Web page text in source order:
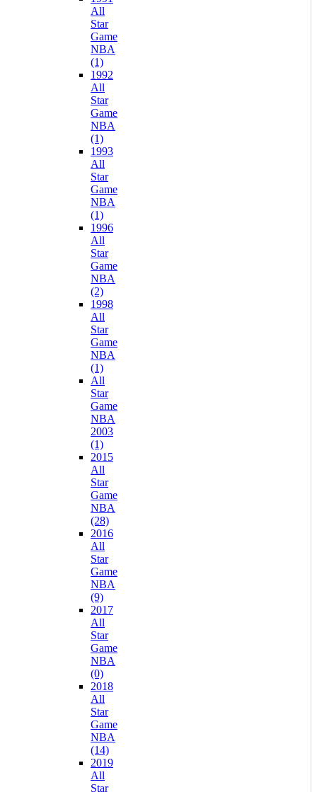
All
Star
Game
NBA
(1)
1992
All
Star
Game
NBA
(1)
1993
All
Star
Game
NBA
(1)
1996
All
Star
Game
NBA
(2)
1998
All
Star
Game
NBA
(1)
All
Star
Game
NBA
2003
(1)
2015
All
Star
Game
NBA
(28)
2016
All
Star
Game
NBA
(9)
2017
All
Star
Game
NBA
(0)
2018
All
Star
Game
NBA
(14)
2019
All
Star